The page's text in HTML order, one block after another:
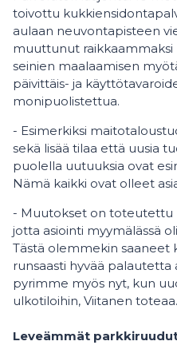
toivottu
aulaan neuvontapisteen
muuttunut raikkaammaksi
seinien maalaamisen
päivittäis- ja
monipuolistettua.
- Esimerkiksi
sekä lisää tilaa että uusia
puolella uutuuksia ovat
Nämä kaikki ovat olleet
- Muutokset on toteutettu
jotta asiointi myymälässä
Tästä olemmekin saaneet
runsaasti hyvää palautetta
pyrimme myös nyt, kun
ulkotiloihin, Viitanen toteaa.
Leveämmät